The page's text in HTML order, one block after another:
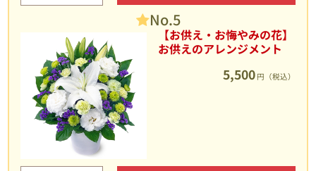
No.5
【お供え・お悔やみの花】
お供えのアレンジメント
5,500 円（税込）